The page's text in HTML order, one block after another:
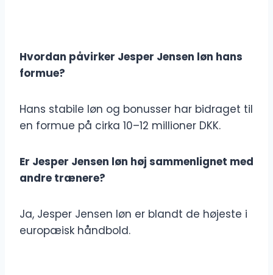
Hvordan påvirker Jesper Jensen løn hans
formue?
Hans stabile løn og bonusser har bidraget til
en formue på cirka 10–12 millioner DKK.
Er Jesper Jensen løn høj sammenlignet med
andre trænere?
Ja, Jesper Jensen løn er blandt de højeste i
europæisk håndbold.